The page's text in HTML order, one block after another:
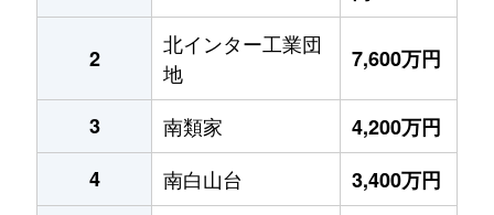
2
北インター工業団
地
7,600万円
3 南類家
4,200万円
4
南白山台
3,400万円